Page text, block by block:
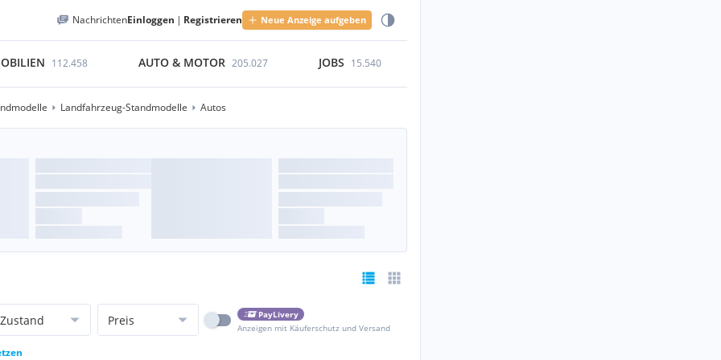
NachrichtenEinloggen | Registrieren Neue Anzeige aufgeben
112.458 AUTO & MOTOR 205.027 JOBS 15.540
Landfahrzeug-Standmodelle Autos
Zustand Preis
PayLivery
Anzeigen mit Käuferschutz und Versand